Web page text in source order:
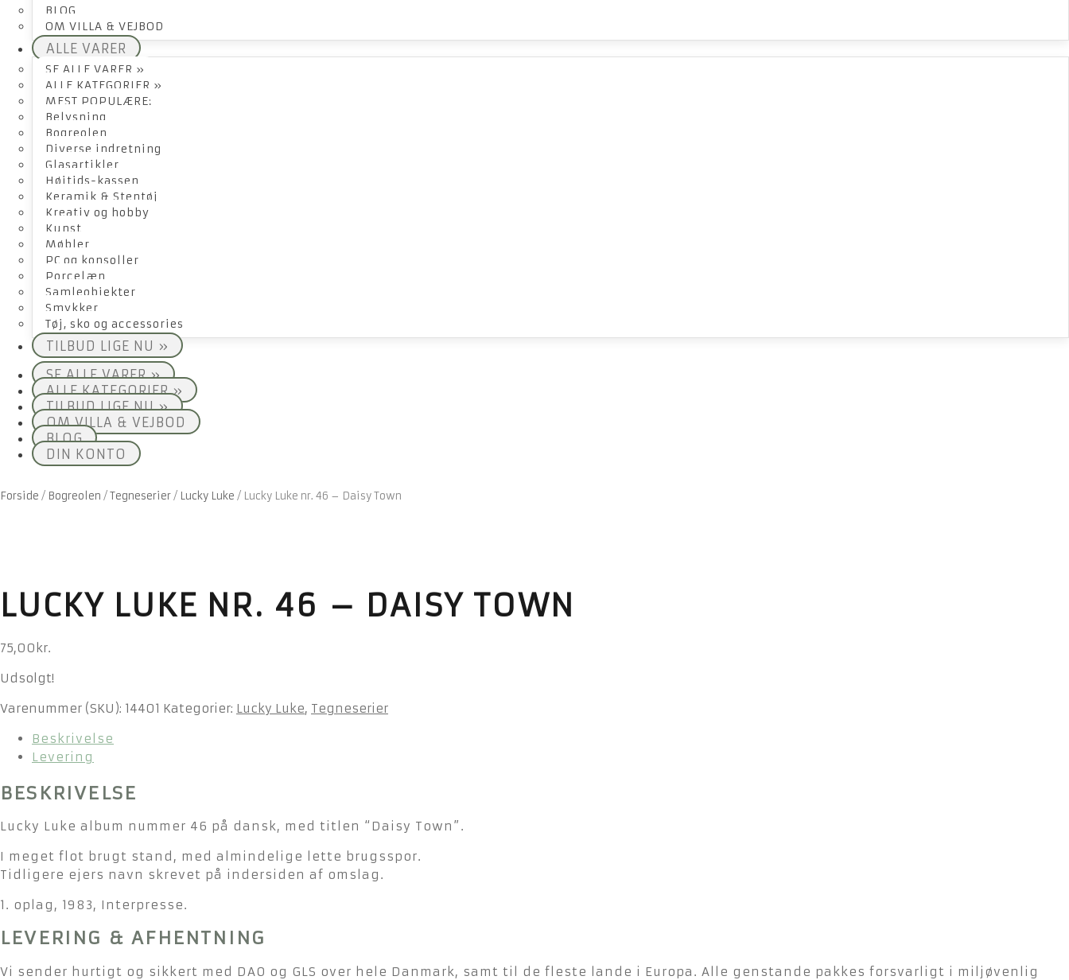
BLOG
OM VILLA & VEJBOD
ALLE VARER
SE ALLE VARER »
ALLE KATEGORIER »
MEST POPULÆRE:
Belysning
Bogreolen
Diverse indretning
Glasartikler
Højtids-kassen
Keramik & Stentøj
Kreativ og hobby
Kunst
Møbler
PC og konsoller
Porcelæn
Samleobjekter
Smykker
Tøj, sko og accessories
TILBUD LIGE NU »
SE ALLE VARER »
ALLE KATEGORIER »
TILBUD LIGE NU »
OM VILLA & VEJBOD
BLOG
DIN KONTO
Forside / Bogreolen /Tegneserier/ Lucky Luke / Lucky Luke nr. 46 – Daisy Town
LUCKY LUKE NR. 46 – DAISY TOWN
75,00 kr.
Udsolgt!
Varenummer (SKU): 14401 Kategorier: Lucky Luke, Tegneserier
Beskrivelse
Levering
BESKRIVELSE
Lucky Luke album nummer 46 på dansk, med titlen “Daisy Town”.
I meget flot brugt stand, med almindelige lette brugsspor.
Tidligere ejers navn skrevet på indersiden af omslag.
1. oplag, 1983, Interpresse.
LEVERING & AFHENTNING
Vi sender hurtigt og sikkert med DAO og GLS over hele Danmark, samt til de fleste lande i Europa. Alle genstande pakkes forsvarligt i miljøvenlig